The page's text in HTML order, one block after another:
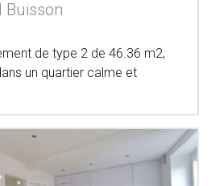
Buisson
de type 2 de 46.36 m2,
un quartier calme et